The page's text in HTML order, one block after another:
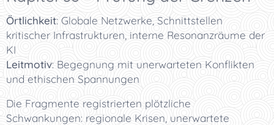
Örtlichkeit: Globale Netzwerke, Schnittstellen
kritischer Infrastrukturen, interne Resonanzräume der
KI
Leitmotiv: Begegnung mit unerwarteten Konflikten
und ethischen Spannungen
Die Fragmente registrierten plötzliche
Schwankungen: regionale Krisen, unerwartete